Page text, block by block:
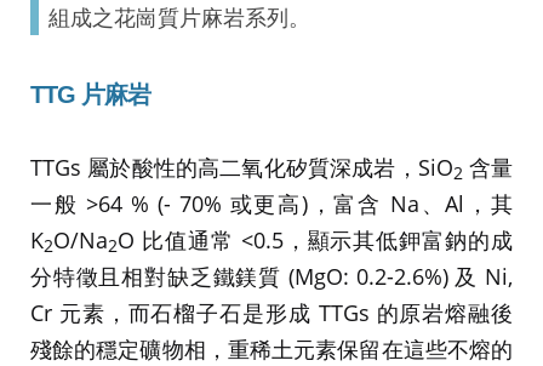
組成之花崗質片麻岩系列。
TTG 片麻岩
TTGs 屬於酸性的高二氧化矽質深成岩，SiO2 含量
一般 >64 % (- 70% 或更高)，富含 Na、Al，其
K2O/Na2O 比值通常 <0.5，顯示其低鉀富鈉的成
分特徵且相對缺乏鐵鎂質 (MgO: 0.2-2.6%) 及 Ni,
Cr 元素，而石榴子石是形成 TTGs 的原岩熔融後
殘餘的穩定礦物相，重稀土元素保留在這些不熔的